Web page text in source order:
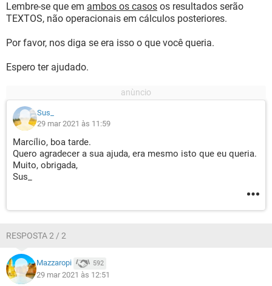
Lembre-se que em ambos os casos os resultados serão
TEXTOS, não operacionais em cálculos posteriores.
Por favor, nos diga se era isso o que você queria.
Espero ter ajudado.
Sus_
29 mar 2021 às 11:59
Marcílio, boa tarde.
Quero agradecer a sua ajuda, era mesmo isto que eu queria.
Muito, obrigada,
Sus_
RESPOSTA 2 / 2
Mazzaropi 592
29 mar 2021 às 12:51